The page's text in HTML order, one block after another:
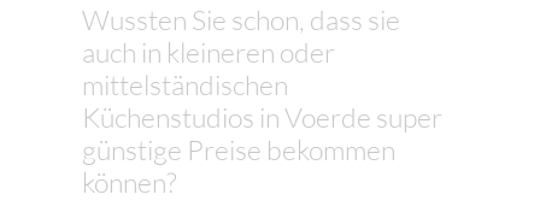
Wussten Sie schon, dass sie
auch in kleineren oder
mittelständischen
Küchenstudios in Voerde super
günstige Preise bekommen
können?